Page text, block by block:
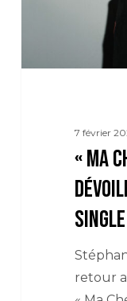
7 février
« MA
SINGLE
retour